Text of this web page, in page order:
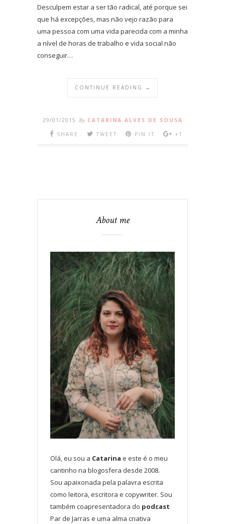
Desculpem estar a ser tão radical, até porque sei
que há excepções, mas não vejo razão para
uma pessoa com uma vida parecida com a minha
a nível de horas de trabalho e vida social não
conseguir…
CONTINUE READING →
29/01/2015 By CATARINA ALVES DE SOUSA
SHARE
TWEET PIN IT +1
About me
Olá, eu sou a Catarina e este é o meu
cantinho na blogosfera desde 2008.
Sou apaixonada pela palavra escrita
como leitora, escritora e copywriter. Sou
também coapresentadora do podcast
Par de Jarras e uma alma criativa